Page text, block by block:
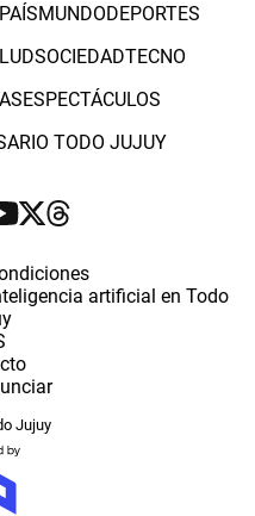
PAÍSMUNDODEPORTES
SOCIEDADTECNO
ESPECTÁCULOS
TODO JUJUY
artificial en Todo
Jujuy